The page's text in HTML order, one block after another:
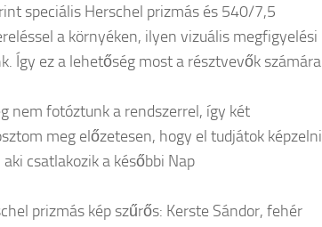
speciális Herschel prizmás és 540/7,5
a környéken, ilyen vizuális megfigyelési
Így ez a lehetőség most a résztvevők számára
nem fotóztunk a rendszerrel, így két
meg előzetesen, hogy el tudjátok képzelni
csatlakozik a későbbi Nap
prizmás kép szűrős: Kerste Sándor, fehér